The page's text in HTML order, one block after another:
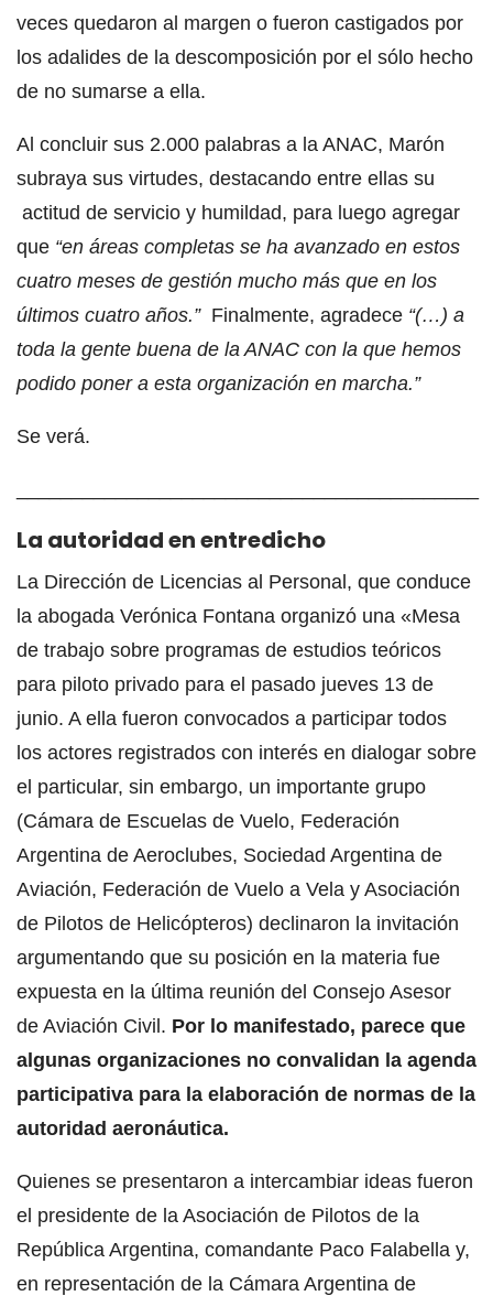
veces quedaron al margen o fueron castigados por
los adalides de la descomposición por el sólo hecho
de no sumarse a ella.
Al concluir sus 2.000 palabras a la ANAC, Marón
subraya sus virtudes, destacando entre ellas su
actitud de servicio y humildad, para luego agregar
que “en áreas completas se ha avanzado en estos
cuatro meses de gestión mucho más que en los
últimos cuatro años.”Finalmente, agradece “(…) a
toda la gente buena de la ANAC con la que hemos
podido poner a esta organización en marcha.”
Se verá.
La autoridad en entredicho
La Dirección de Licencias al Personal, que conduce
la abogada Verónica Fontana organizó una «Mesa
de trabajo sobre programas de estudios teóricos
para piloto privado para el pasado jueves 13 de
junio. A ella fueron convocados a participar todos
los actores registrados con interés en dialogar sobre
el particular, sin embargo, un importante grupo
(Cámara de Escuelas de Vuelo, Federación
Argentina de Aeroclubes, Sociedad Argentina de
Aviación, Federación de Vuelo a Vela y Asociación
de Pilotos de Helicópteros) declinaron la invitación
argumentando que su posición en la materia fue
expuesta en la última reunión del Consejo Asesor
de Aviación Civil. Por lo manifestado, parece que
algunas organizaciones no convalidan la agenda
participativa para la elaboración de normas de la
autoridad aeronáutica.
Quienes se presentaron a intercambiar ideas fueron
el presidente de la Asociación de Pilotos de la
República Argentina, comandante Paco Falabella y,
en representación de la Cámara Argentina de